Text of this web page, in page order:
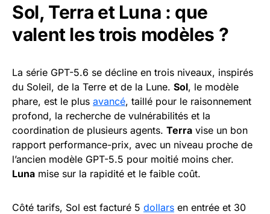
Sol, Terra et Luna : que
valent les trois modèles ?
La série GPT-5.6 se décline en trois niveaux, inspirés
du Soleil, de la Terre et de la Lune. Sol, le modèle
phare, est le plus avancé, taillé pour le raisonnement
profond, la recherche de vulnérabilités et la
coordination de plusieurs agents. Terra vise un bon
rapport performance-prix, avec un niveau proche de
l’ancien modèle GPT-5.5 pour moitié moins cher.
Luna mise sur la rapidité et le faible coût.
Côté tarifs, Sol est facturé 5 dollars en entrée et 30